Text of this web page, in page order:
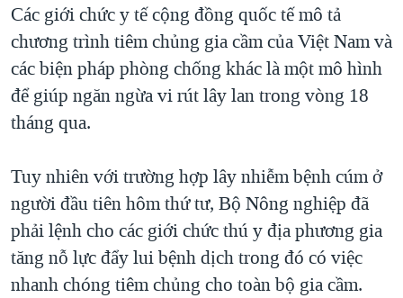
Các giới chức y tế cộng đồng quốc tế mô tả
chương trình tiêm chủng gia cầm của Việt Nam và
các biện pháp phòng chống khác là một mô hình
để giúp ngăn ngừa vi rút lây lan trong vòng 18
tháng qua.
Tuy nhiên với trường hợp lây nhiễm bệnh cúm ở
người đầu tiên hôm thứ tư, Bộ Nông nghiệp đã
phải lệnh cho các giới chức thú y địa phương gia
tăng nỗ lực đẩy lui bệnh dịch trong đó có việc
nhanh chóng tiêm chủng cho toàn bộ gia cầm.